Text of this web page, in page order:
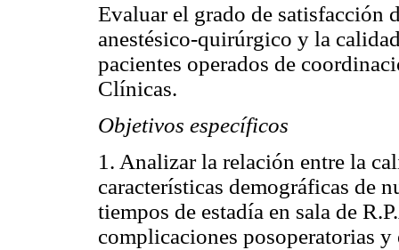
Evaluar el grado de satisfacción
anestésico-quirúrgico y la
pacientes operados de
Clínicas.
Objetivos específicos
1. Analizar la relación entre la
características demográficas de
tiempos de estadía en sala de
complicaciones posoperatorias y